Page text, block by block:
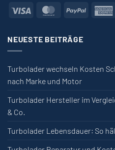
Visa MasterCardPayPal
NEUESTE BEITRÄGE
Turbolader wechseln Kosten
nach Marke und Motor
Turbolader Hersteller im
& Co.
Turbolader Lebensdauer: So